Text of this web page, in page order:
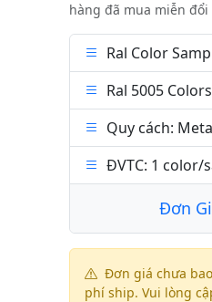
hàng đã mua miễn đổi
Ral Color
Ral 5005
Quy cách:
ĐVTC: 1 color/
Đơn
Đơn giá chưa
phí ship. Vui lòng